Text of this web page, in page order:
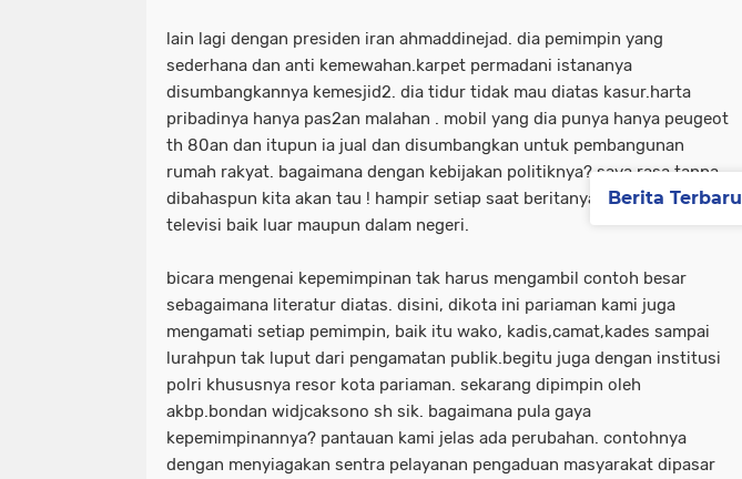
lain lagi dengan presiden iran ahmaddinejad. dia pemimpin yang
sederhana dan anti kemewahan.karpet permadani istananya
disumbangkannya kemesjid2. dia tidur tidak mau diatas kasur.harta
pribadinya hanya pas2an malahan . mobil yang dia punya hanya peugeot
th 80an dan itupun ia jual dan disumbangkan untuk pembangunan
rumah rakyat. bagaimana dengan kebijakan politiknya? saya rasa tanpa
dibahaspun kita akan tau ! hampir setiap saat beritanya update dimedia
televisi baik luar maupun dalam negeri.
bicara mengenai kepemimpinan tak harus mengambil contoh besar
sebagaimana literatur diatas. disini, dikota ini pariaman kami juga
mengamati setiap pemimpin, baik itu wako, kadis,camat,kades sampai
lurahpun tak luput dari pengamatan publik.begitu juga dengan institusi
polri khususnya resor kota pariaman. sekarang dipimpin oleh
akbp.bondan widjcaksono sh sik. bagaimana pula gaya
kepemimpinannya? pantauan kami jelas ada perubahan. contohnya
dengan menyiagakan sentra pelayanan pengaduan masyarakat dipasar
Berita Terbaru